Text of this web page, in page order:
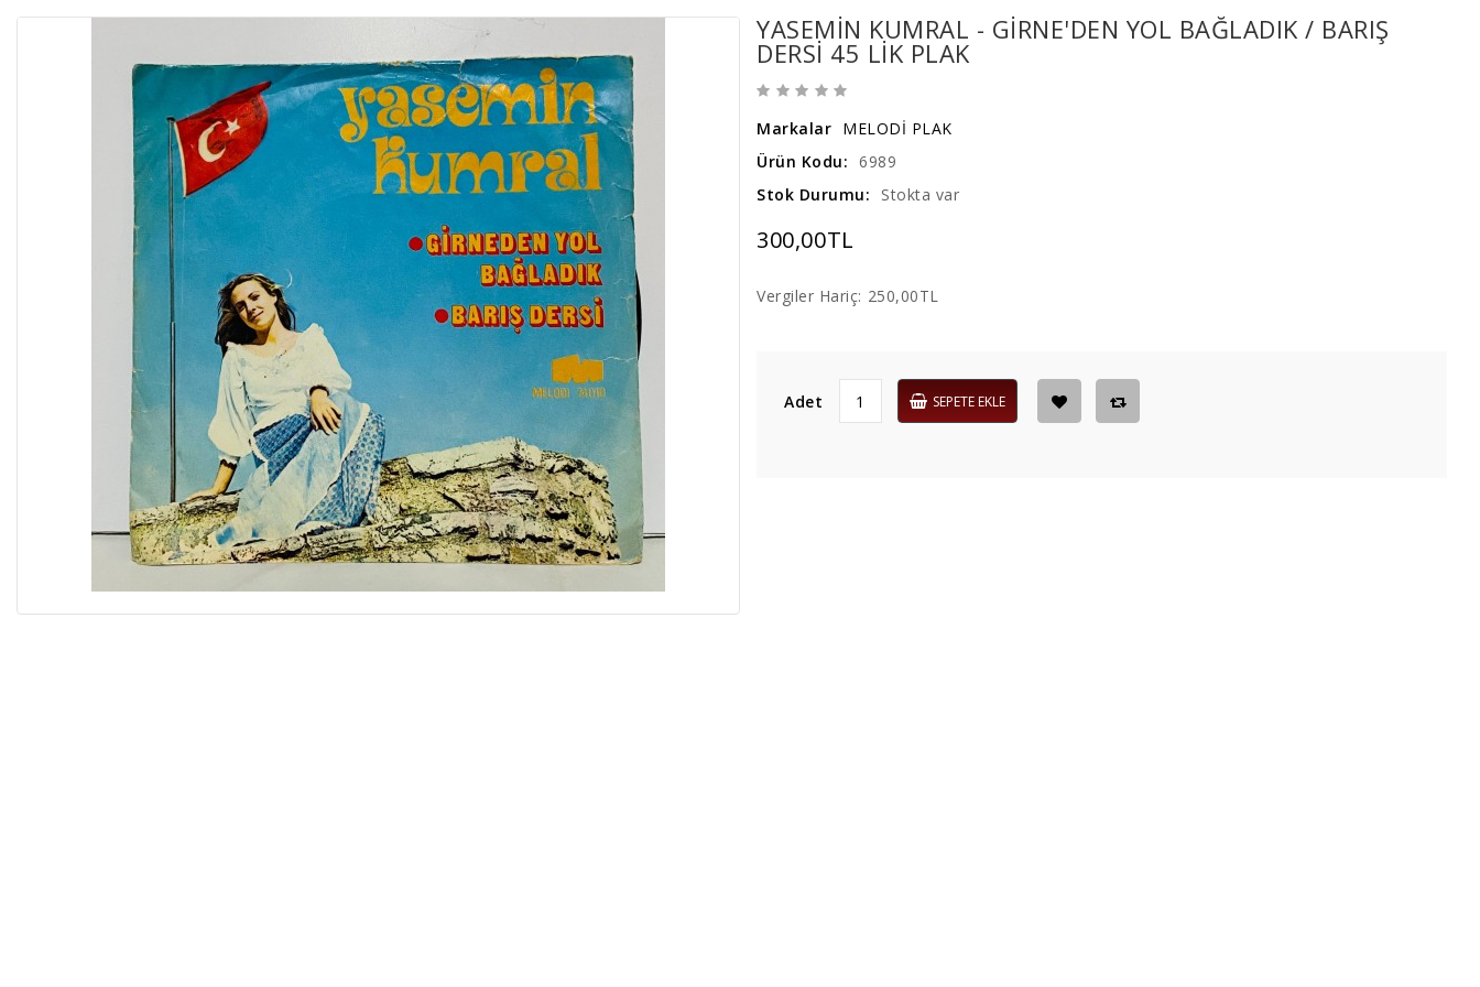
YASEMİN KUMRAL - GIRNE'DEN YOL BAĞLADIK / BARIŞ
DERSI 45 LIK PLAK
Markalar MELODİ PLAK
Ürün Kodu: 6989
Stok Durumu:
Stokta var
300,00TL
Vergiler Hariç: 250,00TL
Adet SEPETE EKLE